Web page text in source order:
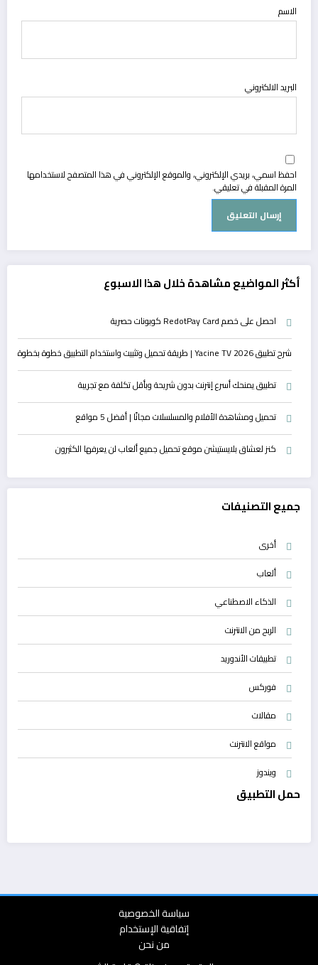
الاسم
البريد الالكتروني
احفظ اسمي، بريدي الإلكتروني، والموقع الإلكتروني في هذا المتصفح لاستخدامها
المرة المقبلة في تعليقي.
أكثر المواضيع مشاهدة خلال هذا الاسبوع
احصل على خصم RedotPay Card كوبونات حصرية
شرح تطبيق Yacine TV 2026 | طريقة تحميل وتثبيت واستخدام التطبيق خطوة بخطوة
تطبيق يمنحك أسرع إنترنت بدون شريحة وبأقل تكلفة مع تجريبة
تحميل ومشاهدة الأفلام والمسلسلات مجانًا | أفضل 5 مواقع
كنز لعشاق بلايستيشن موقع تحميل جميع ألعاب لن يعرفها الكثيرون
جميع التصنيفات
أخرى
ألعاب
الذكاء الاصطناعي
الربح من الانترنت
تطبيقات الأندوريد
فوركس
مقالات
مواقع الانترنت
ويندوز
حمل التطبيق
سياسة الخصوصية
إتفاقية الإستخدام
من نحن